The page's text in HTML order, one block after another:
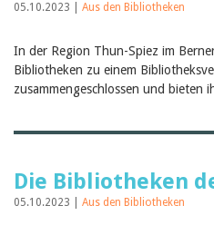
05.10.2023 | Aus den Bibliotheken
In der Region Thun-Spiez im
Bibliotheken zu einem
zusammengeschlossen und bieten
Die Bibliotheken
05.10.2023 | Aus den Bibliotheken